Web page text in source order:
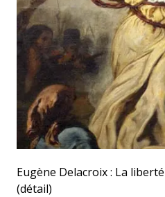
Eugène Delacroix : La
(détail)